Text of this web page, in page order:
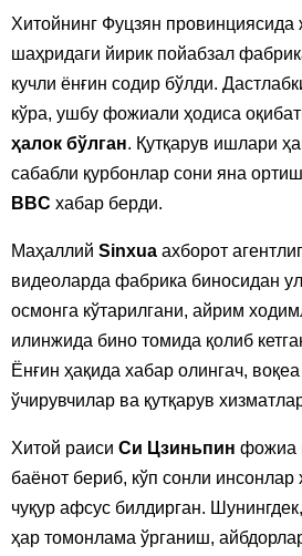
Хитойнинг Фуцзян
шаҳридаги йирик пойабзал
кучли ёнғин содир бўлди.
кўра, ушбу фожиали ҳодиса
ҳалок бўлган. Қутқарув ишлари
сабабли қурбонлар сони яна
BBC хабар берди.
Маҳаллий Sinxua ахборот
видеоларда фабрика биносидан
осмонга кўтарилгани, айрим
илинжида бинo томида қолиб
Ёнғин ҳақида хабар олингач,
ўчирувчилар ва қутқарув
Хитой раиси Си Цзиньпин фожиа
баёнот бериб, кўп сонли инсонлар
чуқур афсус билдирган.
ҳар томонлама ўрганиш,